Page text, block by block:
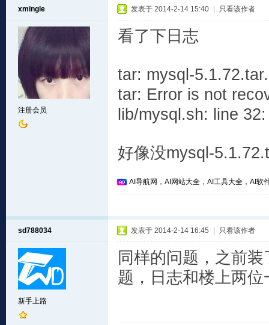
xmingle
注册会员
发表于 2014-2-14 15:40 只看该作者
看了下日志
tar: mysql-
tar: Error is not
lib/mysql.sh: line
好像没mysql-
AI导航网，AI网站大全，AI工具大全，AI软
sd788034
新手上路
发表于 2014-2-14 16:45 只看该作者
同样的问题，之前
题，日志和楼上两